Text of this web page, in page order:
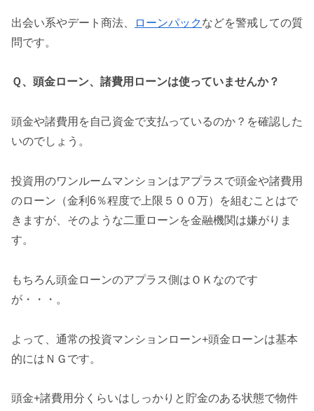
出会い系やデート商法、 ローンパックなどを警戒しての質
問です。
Ｑ、頭金ローン、諸費用ローンは使っていませんか？
頭金や諸費用を自己資金で支払っているのか？を確認した
いのでしょう。
投資用のワンルームマンションはアプラスで頭金や諸費用
のローン（金利6％程度で上限５００万）を組むことはで
きますが、そのような二重ローンを金融機関は嫌がりま
す。
もちろん頭金ローンのアプラス側はＯＫなのです
が・・・。
よって、通常の投資マンションローン+頭金ローンは基本
的にはＮＧです。
頭金+諸費用分くらいはしっかりと貯金のある状態で物件